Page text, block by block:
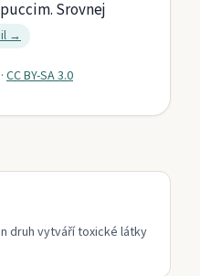
Srovnej
→
· CC BY-SA 3.0
druh vytváří toxické látky